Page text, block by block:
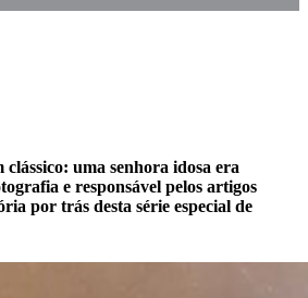
uma senhora idosa era
e responsável pelos artigos
por trás desta série especial de